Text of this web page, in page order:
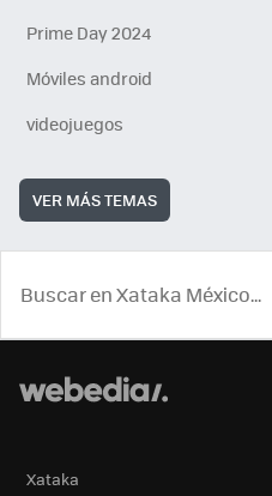
Prime Day 2024
Móviles android
videojuegos
VER MÁS TEMAS
Xataka